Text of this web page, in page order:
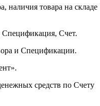
наличия товара на складе
Спецификация, Счет.
и Спецификации.
средств по Счету